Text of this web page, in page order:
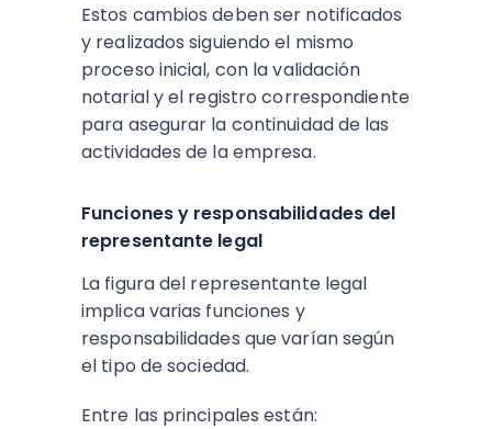
Estos cambios deben ser notificados
y realizados siguiendo el mismo
proceso inicial, con la validación
notarial y el registro correspondiente
para asegurar la continuidad de las
actividades de la empresa.
Funciones y responsabilidades del
representante legal
La figura del representante legal
implica varias funciones y
responsabilidades que varían según
el tipo de sociedad.
Entre las principales están: